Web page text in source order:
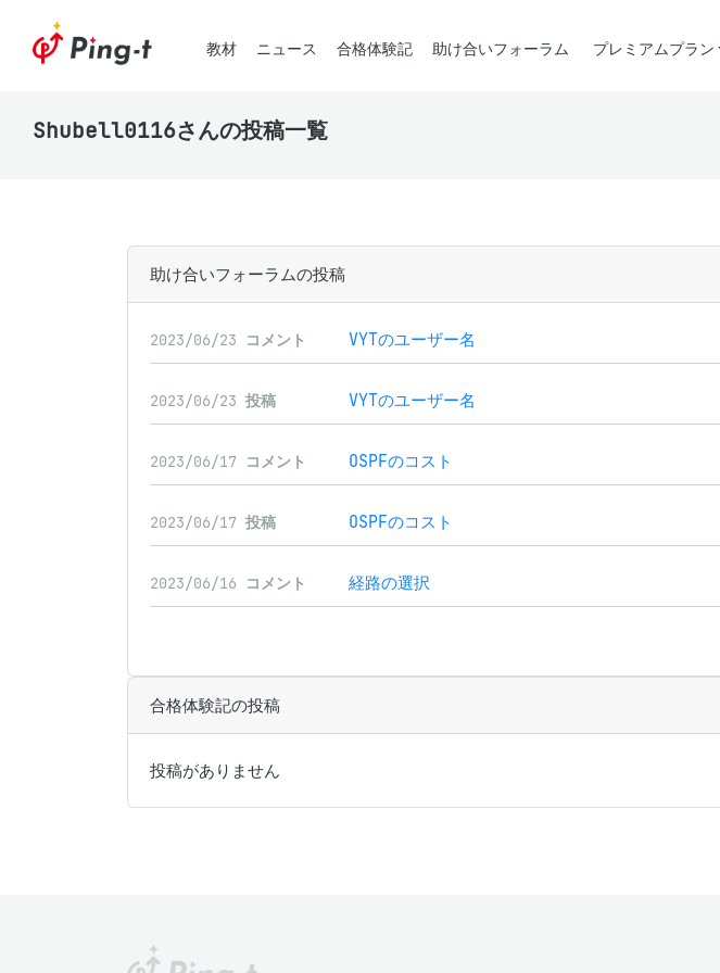
教材 ニュース 合格体験記 助け合いフォーラム プレミアムプラン
Shubell0116さんの投稿一覧
助け合いフォーラムの投稿
2023/06/23 コメント VYTのユーザー名
2023/06/23 投稿 VYTのユーザー名
2023/06/17 コメント OSPFのコスト
2023/06/17 投稿 OSPFのコスト
2023/06/16 コメント 経路の選択
合格体験記の投稿
投稿がありません